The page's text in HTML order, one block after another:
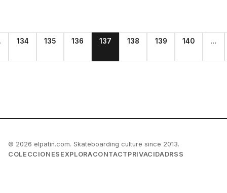
134 135 136 137 138 139 140 ...
© 2026 elpatin.com. Skateboarding culture since 2013.
COLECCIONES EXPLORACONTACT PRIVACIDADRSS